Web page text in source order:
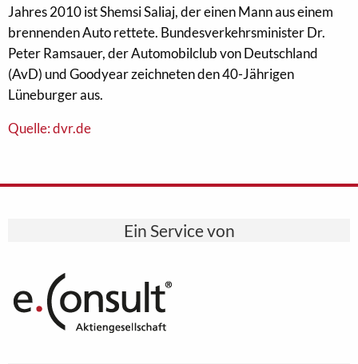
Jahres 2010 ist Shemsi Saliaj, der einen Mann aus einem
brennenden Auto rettete. Bundesverkehrsminister Dr.
Peter Ramsauer, der Automobilclub von Deutschland
(AvD) und Goodyear zeichneten den 40-Jährigen
Lüneburger aus.
Quelle: dvr.de
Ein Service von